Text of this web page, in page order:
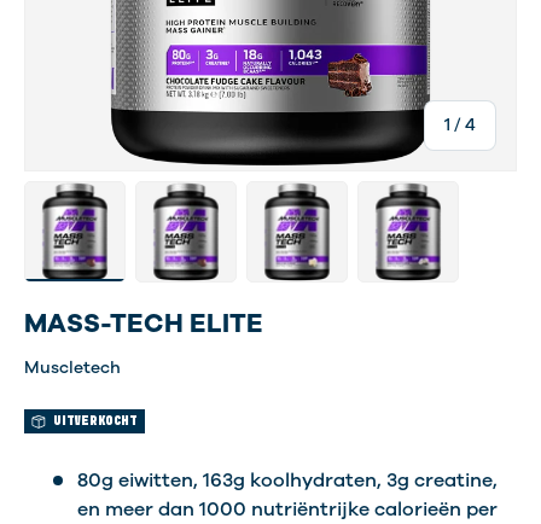
1 /van
4
Laad afbeelding 1 in gallerij-weergave
Laad afbeelding 4 in gallerij-weergave
Laad afbeelding 5 in gallerij-
Laad afbeelding
MASS-TECH ELITE
Muscletech
UITVERKOCHT
80g eiwitten, 163g koolhydraten, 3g creatine,
en meer dan 1000 nutriëntrijke calorieën per